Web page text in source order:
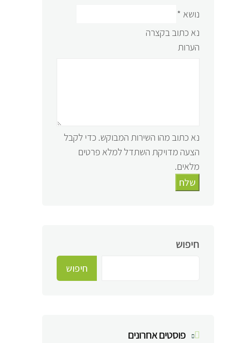
נושא *
נא כתוב בקצרה
הערות
נא כתוב מהו השירות המבוקש. כדי לקבל
הצעה מדויקת השתדל למלא פרטים
מלאים.
שלח
חיפוש
חיפוש
פוסטים אחרונים